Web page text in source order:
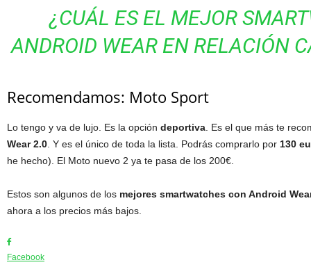
¿CUÁL ES EL MEJOR
ANDROID WEAR EN RELACIÓN
Recomendamos: Moto Sport
Lo tengo y va de lujo. Es la opción deportiva. Es el que más te
Wear 2.0. Y es el único de toda la lista. Podrás comprarlo por 130
he hecho). El Moto nuevo 2 ya te pasa de los 200€.
Estos son algunos de los mejores smartwatches con Android
ahora a los precios más bajos.
Facebook